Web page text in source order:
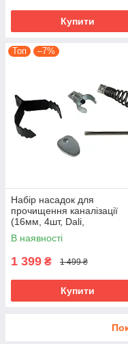
Купити
Топ –7%
Набір насадок для
прочищення каналізації
(16мм, 4шт, Dali,
Rothenberger Rems)
В наявності
1 399 ₴ 1 499 ₴
Купити